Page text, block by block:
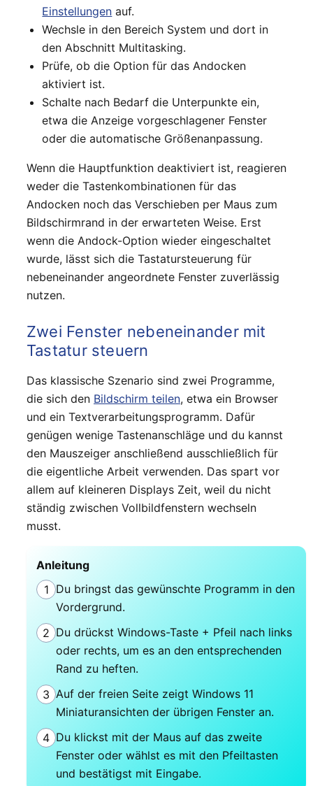
Einstellungen auf.
Wechsle in den Bereich System und dort in
den Abschnitt Multitasking.
Prüfe, ob die Option für das Andocken
aktiviert ist.
Schalte nach Bedarf die Unterpunkte ein,
etwa die Anzeige vorgeschlagener Fenster
oder die automatische Größenanpassung.
Wenn die Hauptfunktion deaktiviert ist, reagieren
weder die Tastenkombinationen für das
Andocken noch das Verschieben per Maus zum
Bildschirmrand in der erwarteten Weise. Erst
wenn die Andock-Option wieder eingeschaltet
wurde, lässt sich die Tastatursteuerung für
nebeneinander angeordnete Fenster zuverlässig
nutzen.
Zwei Fenster nebeneinander mit
Tastatur steuern
Das klassische Szenario sind zwei Programme,
die sich den Bildschirm teilen, etwa ein Browser
und ein Textverarbeitungsprogramm. Dafür
genügen wenige Tastenanschläge und du kannst
den Mauszeiger anschließend ausschließlich für
die eigentliche Arbeit verwenden. Das spart vor
allem auf kleineren Displays Zeit, weil du nicht
ständig zwischen Vollbildfenstern wechseln
musst.
Anleitung
1 Du bringst das gewünschte Programm in den
Vordergrund.
2 Du drückst Windows-Taste + Pfeil nach links
oder rechts, um es an den entsprechenden
Rand zu heften.
3 Auf der freien Seite zeigt Windows 11
Miniaturansichten der übrigen Fenster an.
4 Du klickst mit der Maus auf das zweite
Fenster oder wählst es mit den Pfeiltasten
und bestätigst mit Eingabe.